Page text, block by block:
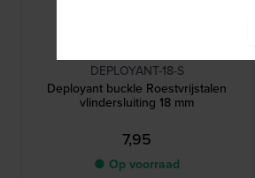
DEPLOYANT-18-S
Deployant buckle Roestvrijstalen
vlindersluiting 18 mm
7,95
● Op voorraad